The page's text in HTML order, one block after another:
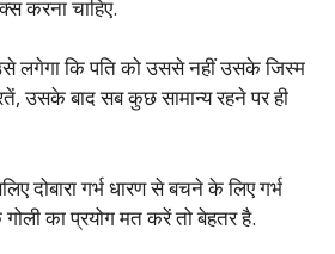
करना चाहिए.
लगेगा कि पति को उससे नहीं उसके जिस्म
उसके बाद सब कुछ सामान्य रहने पर ही
दोबारा गर्भ धारण से बचने के लिए गर्भ
गोली का प्रयोग मत करें तो बेहतर है.